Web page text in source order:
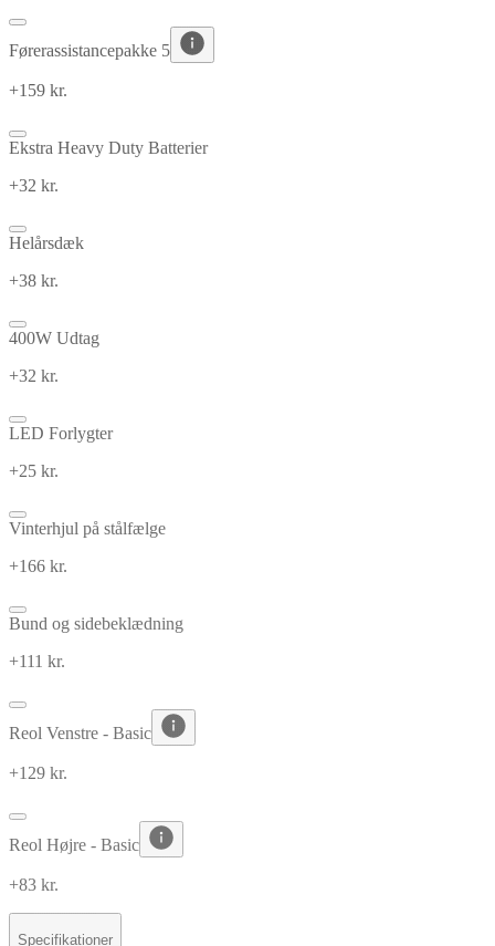
Førerassistancepakke 5
+159 kr.
Ekstra Heavy Duty Batterier
+32 kr.
Helårsdæk
+38 kr.
400W Udtag
+32 kr.
LED Forlygter
+25 kr.
Vinterhjul på stålfælge
+166 kr.
Bund og sidebeklædning
+111 kr.
Reol Venstre - Basic
+129 kr.
Reol Højre - Basic
+83 kr.
Specifikationer